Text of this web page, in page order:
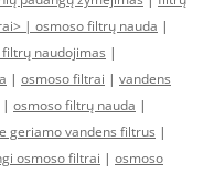
| osmoso filtrų nauda |
naudojimas |
| osmoso filtrai | vandens
| osmoso filtrų nauda |
geriamo vandens filtrus |
osmoso filtrai | osmoso